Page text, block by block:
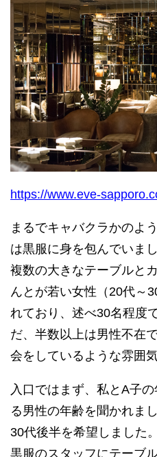
https://www.eve-
まるでキャバクラかのよ
は黒服に身を包んでいまし
複数の大きなテーブルと
んとが若い女性（20代～
れており、述べ30名程度
だ、半数以上は男性不在
会をしているような雰囲気
入口ではまず、私とA子
る男性の年齢を聞かれま
30代後半を希望しました。
黒服のスタッフにテーブ